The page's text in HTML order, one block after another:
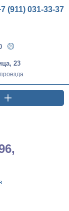
(911) 031-33-37
23